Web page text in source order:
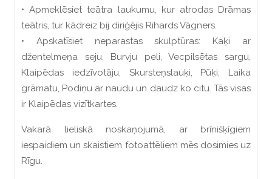
• Apmeklēsiet teātra laukumu, kur atrodas Drāmas
teātris, tur kādreiz bij diriģējis Rihards Vāgners.
• Apskatīsiet neparastas skulptūras: Kaķi ar
džentelmeņa seju, Burvju peli, Vecpilsētas sargu,
Klaipēdas iedzīvotāju, Skursteņslauķi, Pūķi, Laika
grāmatu, Podiņu ar naudu un daudz ko citu. Tās visas
ir Klaipēdas vizītkartes.
Vakarā lieliskā noskaņojumā, ar brīnišķīgiem
iespaidiem un skaistiem fotoattēliem mēs dosimies uz
Rīgu.